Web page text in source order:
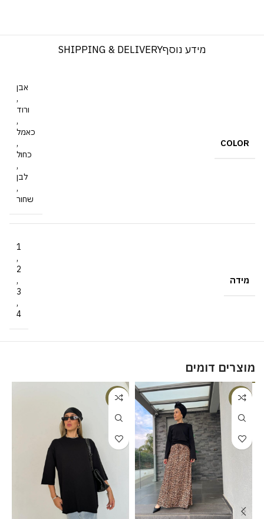
מידע נוסףSHIPPING & DELIVERY
COLOR
אבן
,
ורוד
,
כאמל
,
כחול
,
לבן
,
שחור
מידה
1
,
2
,
3
,
4
מוצרים דומים
-23%
-18%